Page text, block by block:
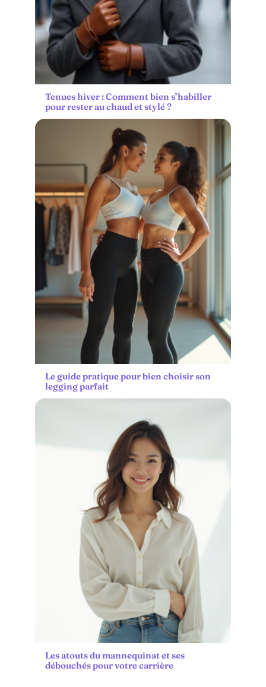
Tenues hiver : Comment bien s’habiller
pour rester au chaud et stylé ?
Le guide pratique pour bien choisir son
legging parfait
Les atouts du mannequinat et ses
débouchés pour votre carrière